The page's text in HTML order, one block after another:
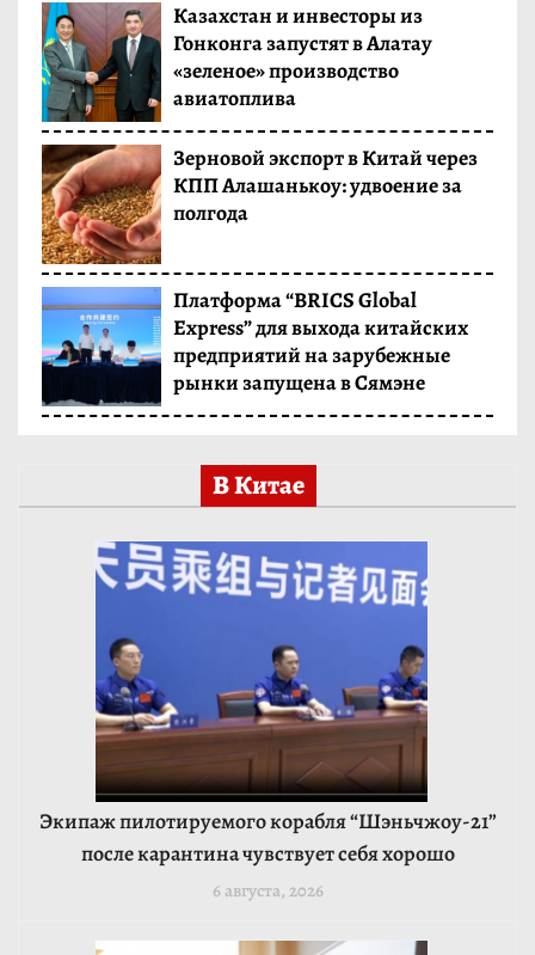
Казахстан и инвесторы из
Гонконга запустят в Алатау
«зеленое» производство
авиатоплива
Зерновой экспорт в Китай через
КПП Алашанькоу: удвоение за
полгода
Платформа “BRICS Global
Express” для выхода китайских
предприятий на зарубежные
рынки запущена в Сямэне
В Китае
Экипаж пилотируемого корабля “Шэньчжоу-21”
после карантина чувствует себя хорошо
6 августа, 2026